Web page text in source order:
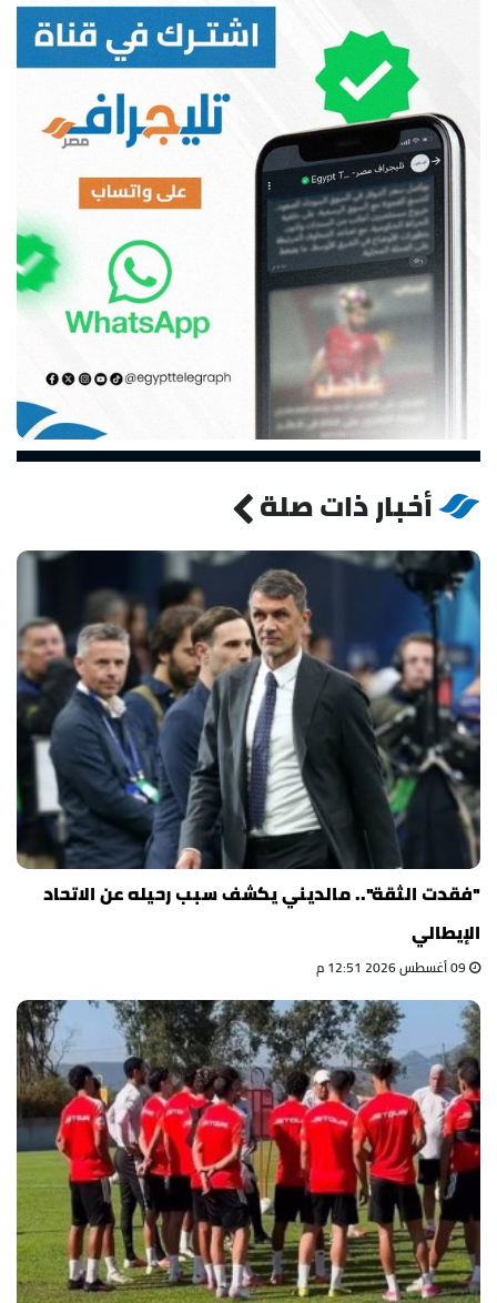
أخبار ذات صلة
"فقدت الثقة".. مالديني يكشف سبب رحيله عن الاتحاد
الإيطالي